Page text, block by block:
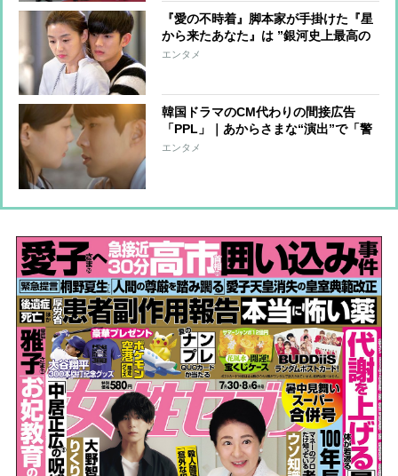
『愛の不時着』脚本家が手掛けた『星
から来たあなた』は ”銀河史上最高の
ラブストーリー”
エンタメ
韓国ドラマのCM代わりの間接広告
「PPL」｜あからさまな“演出”で「警
告」も 「隠さず見どころにする」の
エンタメ